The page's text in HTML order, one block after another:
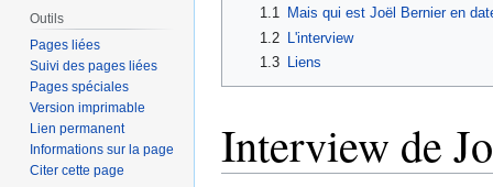
1.1
Mais qui est Joël Bernier en
1.2
L'interview
1.3
Liens
Interview de
Outils
Pages liées
Suivi des pages liées
Pages spéciales
Version imprimable
Lien permanent
Informations sur la page
Citer cette page